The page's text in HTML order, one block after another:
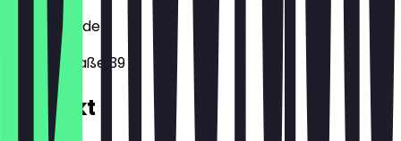
Dresden
Louisenstraße 39
Kontakt